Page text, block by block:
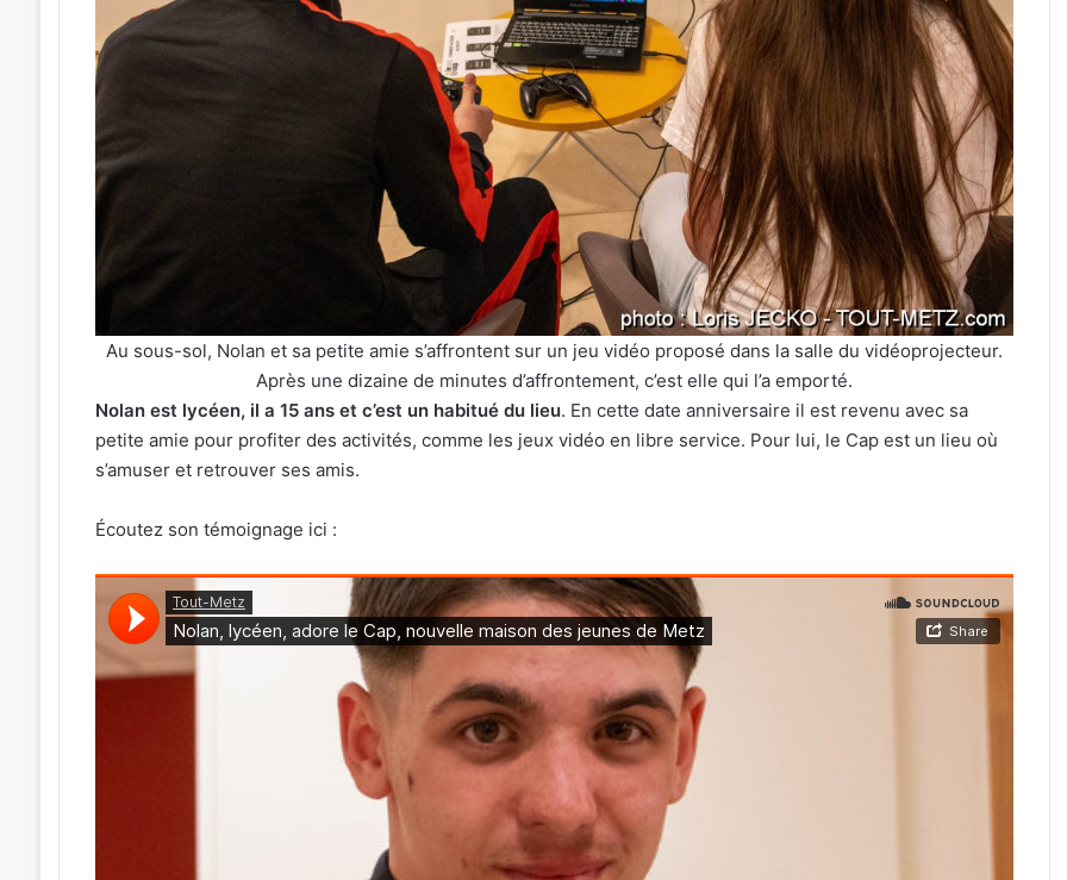
Au sous-sol, Nolan et sa petite amie s’affrontent sur un jeu vidéo proposé dans la salle du vidéoprojecteur.
Après une dizaine de minutes d’affrontement, c’est elle qui l’a emporté.
Nolan est lycéen, il a 15 ans et c’est un habitué du lieu. En cette date anniversaire il est revenu avec sa
petite amie pour profiter des activités, comme les jeux vidéo en libre service. Pour lui, le Cap est un lieu où
s’amuser et retrouver ses amis.
Écoutez son témoignage ici :